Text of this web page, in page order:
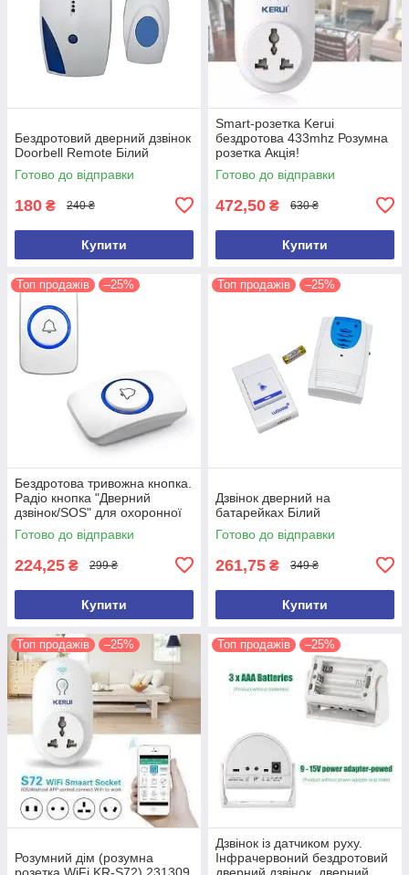
Бездротовий дверний дзвінок
Doorbell Remote Білий
Готово до відправки
180 ₴ 240 ₴
Купити
Smart-розетка Kerui
бездротова 433mhz Розумна
розетка Акція!
Готово до відправки
472,50 ₴ 630 ₴
Купити
Топ продажів –25%
Бездротова тривожна кнопка.
Радіо кнопка "Дверний
дзвінок/SOS" для охоронної
сигналізації.Кнопка KERUI F
51
Готово до відправки
224,25 ₴ 299 ₴
Купити
Топ продажів –25%
Дзвінок дверний на
батарейках Білий
Готово до відправки
261,75 ₴ 349 ₴
Купити
Топ продажів –25%
Розумний дім (розумна
Топ продажів –25%
Дзвінок із датчиком руху.
Інфрачервоний бездротовий